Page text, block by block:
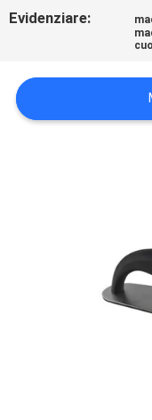
UN
PREVENTIVO
PRIVACY
Evidenziare: